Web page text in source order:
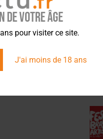
de votre âge
pour visiter ce site.
J'ai moins de 18 ans